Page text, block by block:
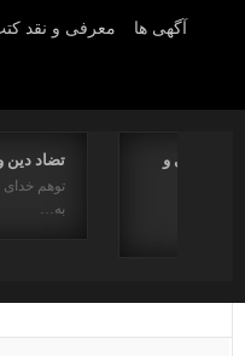
معرفی و نقد آگهی ها
تضاد دین
توهم خدای
به…
جمهوری و